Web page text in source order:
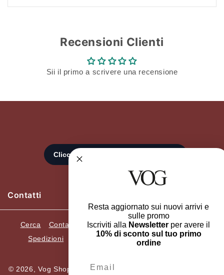
Recensioni Clienti
Sii il primo a scrivere una recensione
Contatti
Cerca Contatti Recedi dall'ordine
Resi e Cambi
Spedizioni
Termini e condizioni
Privacy Policy
© 2026,Vog Shop Online ELLEGI SRL. P.Iva 05482420659.
Resta aggiornato sui nuovi arrivi e
sulle promo
Iscriviti alla Newsletter per avere il
10% di sconto sul tuo primo
ordine